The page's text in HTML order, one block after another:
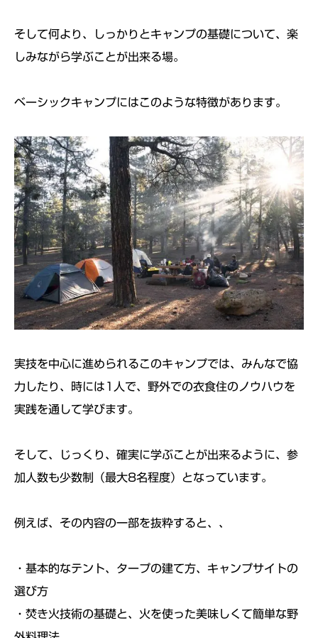
そして何より、しっかりとキャンプの基礎について、楽
しみながら学ぶことが出来る場。
ベーシックキャンプにはこのような特徴があります。
実技を中心に進められるこのキャンプでは、みんなで協
力したり、時には1人で、野外での衣食住のノウハウを
実践を通して学びます。
そして、じっくり、確実に学ぶことが出来るように、参
加人数も少数制（最大8名程度）となっています。
例えば、その内容の一部を抜粋すると、、
・基本的なテント、タープの建て方、キャンプサイトの
選び方
・焚き火技術の基礎と、火を使った美味しくて簡単な野